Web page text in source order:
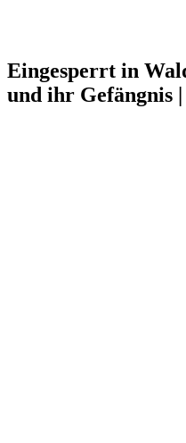
Eingesperrt in
und ihr Gefängnis